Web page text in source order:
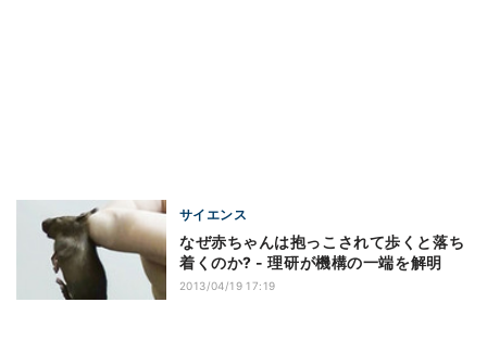
サイエンス
なぜ赤ちゃんは抱っこされて歩くと落ち
着くのか? - 理研が機構の一端を解明
2013/04/19 17:19